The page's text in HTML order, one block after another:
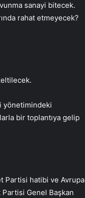
sanayi bitecek.
rahat etmeyecek?
yönetimindeki
bir toplantıya gelip
Partisi hatibi ve Avrupa
Partisi Genel Başkan